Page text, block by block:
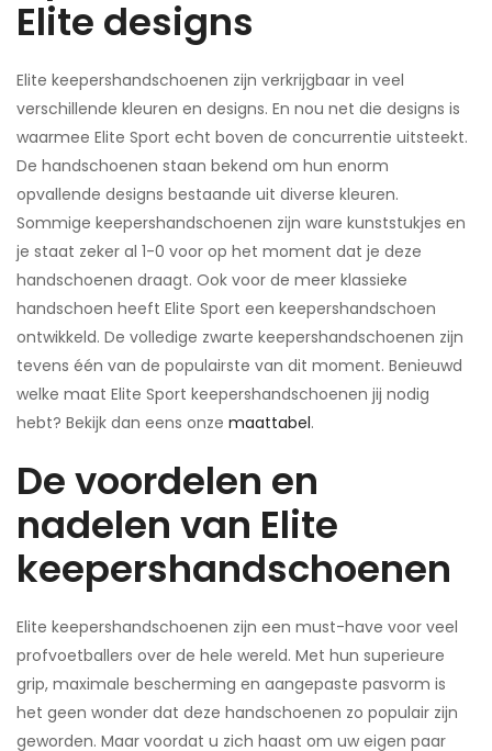
Elite designs
Elite keepershandschoenen zijn verkrijgbaar in veel
verschillende kleuren en designs. En nou net die designs is
waarmee Elite Sport echt boven de concurrentie uitsteekt.
De handschoenen staan bekend om hun enorm
opvallende designs bestaande uit diverse kleuren.
Sommige keepershandschoenen zijn ware kunststukjes en
je staat zeker al 1-0 voor op het moment dat je deze
handschoenen draagt. Ook voor de meer klassieke
handschoen heeft Elite Sport een keepershandschoen
ontwikkeld. De volledige zwarte keepershandschoenen zijn
tevens één van de populairste van dit moment. Benieuwd
welke maat Elite Sport keepershandschoenen jij nodig
hebt? Bekijk dan eens onze maattabel.
De voordelen en
nadelen van Elite
keepershandschoenen
Elite keepershandschoenen zijn een must-have voor veel
profvoetballers over de hele wereld. Met hun superieure
grip, maximale bescherming en aangepaste pasvorm is
het geen wonder dat deze handschoenen zo populair zijn
geworden. Maar voordat u zich haast om uw eigen paar